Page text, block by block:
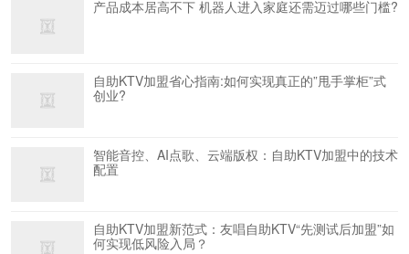
产品成本居高不下 机器人进入家庭还需迈过哪些门槛?
自助KTV加盟省心指南:如何实现真正的”甩手掌柜”式
创业?
智能音控、AI点歌、云端版权：自助KTV加盟中的技术
配置
自助KTV加盟新范式：友唱自助KTV“先测试后加盟”如
何实现低风险入局？